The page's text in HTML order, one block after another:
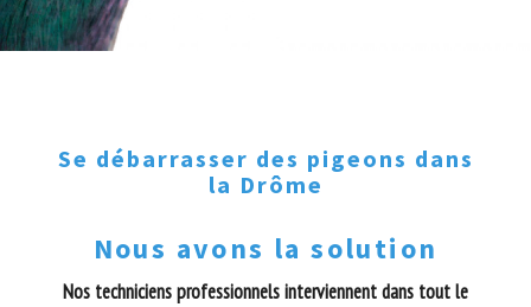
Se débarrasser des pigeons dans
la Drôme
Nous avons la solution
Nos techniciens professionnels interviennent dans tout le